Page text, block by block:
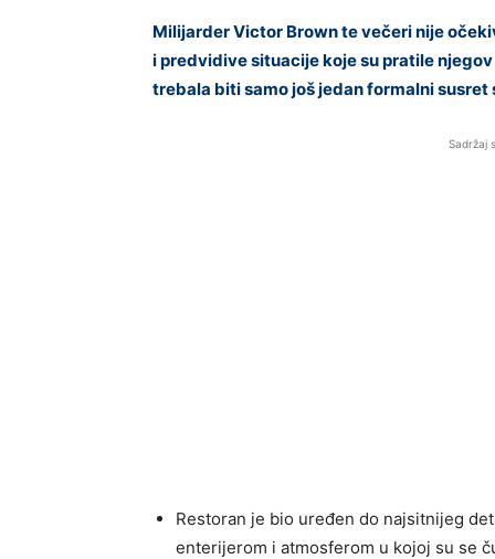
Milijarder Victor Brown te večeri nije
i predvidive situacije koje su pratile
trebala biti samo još jedan formalni susret
Sadržaj
Restoran je bio uređen do najsitnijeg
enterijerom i atmosferom u kojoj su se